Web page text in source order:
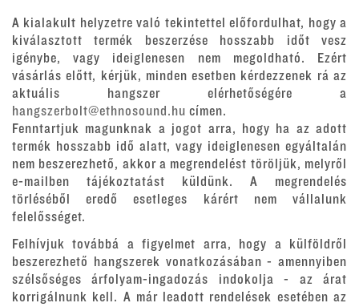
A kialakult helyzetre való tekintettel előfordulhat, hogy a
kiválasztott termék beszerzése hosszabb időt vesz
igénybe, vagy ideiglenesen nem megoldható. Ezért
vásárlás előtt, kérjük, minden esetben kérdezzenek rá az
aktuális hangszer elérhetőségére a
hangszerbolt@ethnosound.hu címen.
Fenntartjuk magunknak a jogot arra, hogy ha az adott
termék hosszabb idő alatt, vagy ideiglenesen egyáltalán
nem beszerezhető, akkor a megrendelést töröljük, melyről
e-mailben tájékoztatást küldünk. A megrendelés
törléséből eredő esetleges kárért nem vállalunk
felelősséget.
Felhívjuk továbbá a figyelmet arra, hogy a külföldről
beszerezhető hangszerek vonatkozásában - amennyiben
szélsőséges árfolyam-ingadozás indokolja - az árat
korrigálnunk kell. A már leadott rendelések esetében az